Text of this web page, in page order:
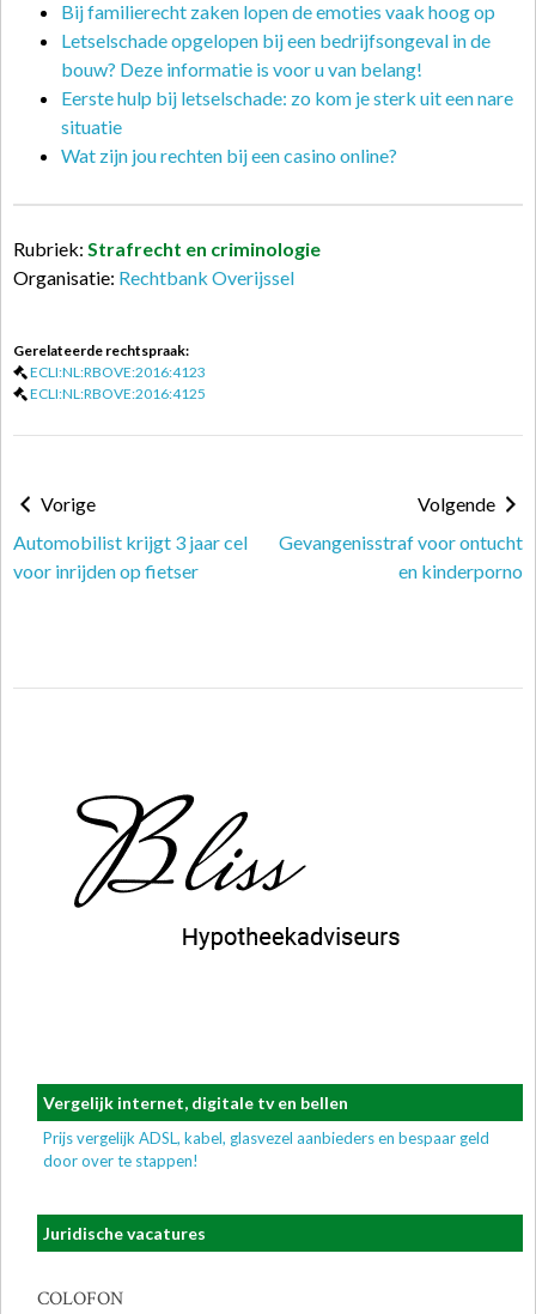
Bij familierecht zaken lopen de emoties vaak hoog op
Letselschade opgelopen bij een bedrijfsongeval in de
bouw? Deze informatie is voor u van belang!
Eerste hulp bij letselschade: zo kom je sterk uit een nare
situatie
Wat zijn jou rechten bij een casino online?
Rubriek: Strafrecht en criminologie
Organisatie: Rechtbank Overijssel
Gerelateerde rechtspraak:
ECLI:NL:RBOVE:2016:4123
ECLI:NL:RBOVE:2016:4125
Vorige
Automobilist krijgt 3 jaar cel
voor inrijden op fietser
Volgende
Gevangenisstraf voor ontucht
en kinderporno
Vergelijk internet, digitale tv en bellen
Prijs vergelijk ADSL, kabel, glasvezel aanbieders en bespaar geld
door over te stappen!
Juridische vacatures
COLOFON